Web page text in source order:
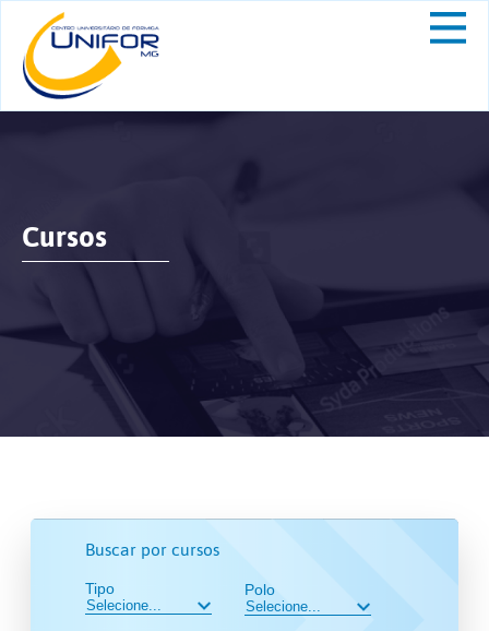
Cursos
Buscar por cursos
Tipo Polo